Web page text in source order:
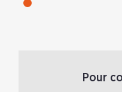
Pour